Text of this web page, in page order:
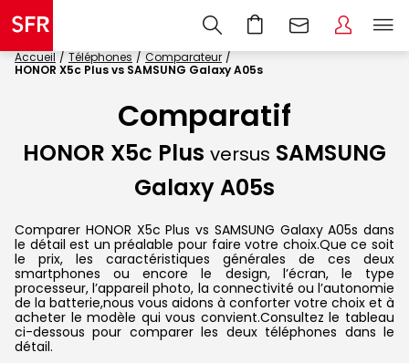
Accueil Téléphones
Comparateur
HONOR X5c Plus vs SAMSUNG Galaxy A05s
Comparatif
HONOR X5c Plus versus SAMSUNG
Galaxy A05s
Comparer HONOR X5c Plus vs SAMSUNG Galaxy A05s dans
le détail est un préalable pour faire votre choix.Que ce soit
le prix, les caractéristiques générales de ces deux
smartphones ou encore le design, l’écran, le type
processeur, l’appareil photo, la connectivité ou l’autonomie
de la batterie,nous vous aidons à conforter votre choix et à
acheter le modèle qui vous convient.Consultez le tableau
ci-dessous pour comparer les deux téléphones dans le
détail.